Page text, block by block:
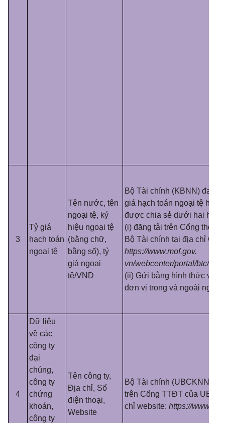
3
Tỷ giá
hạch toán
ngoại tệ
Tên nước, tên
ngoại tệ, ký
hiệu ngoại tệ
(bằng chữ,
bằng số), tỷ
giá ngoại
tệ/VND
Bộ Tài chính (KBNN) đang
giá hạch toán ngoại tệ
được chia sẻ dưới hai hình
(i) đăng tải trên Cổng thông
Bộ Tài chính tại địa chỉ
https://www.mof.gov.
vn/webcenter/portal/btc/r/
(ii) Gửi bằng hình thức văn
đơn vị trong và ngoài
4
Dữ liệu
về các
công ty
đại
chúng,
công ty
chứng
khoán,
công ty
Tên công ty,
Địa chỉ, Số
điện thoại,
Website
Bộ Tài chính (UBCKNN)
trên Cổng TTĐT của
chỉ website: https://